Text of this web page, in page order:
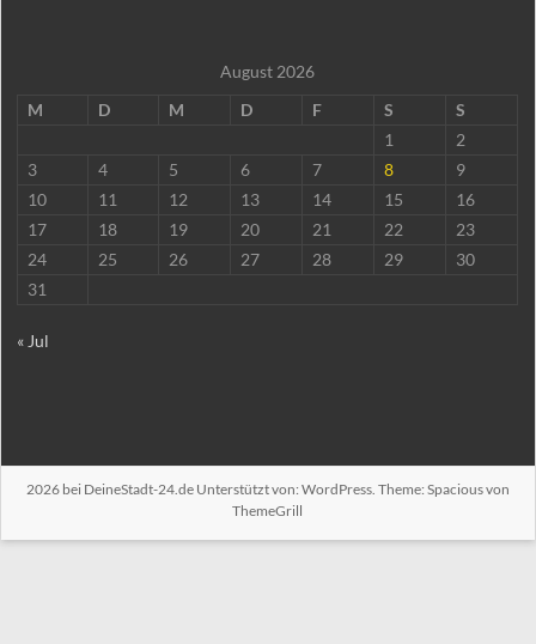
August 2026
M
D M D F S
S
1
2
3
4 5 6 7 8
9
10
11 12 13 14 15
16
17
18 19 20 21 22
23
24
25 26 27 28 29
30
31
« Jul
2026 bei DeineStadt-24.deUnterstützt von: WordPress. Theme: Spacious von
ThemeGrill